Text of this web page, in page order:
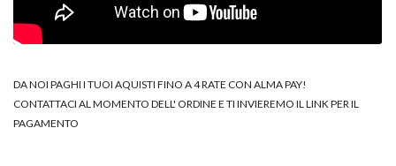
DA NOI PAGHI I TUOI AQUISTI FINO A 4 RATE CON ALMA PAY!
CONTATTACI AL MOMENTO DELL' ORDINE E TI INVIEREMO IL LINK PER IL
PAGAMENTO